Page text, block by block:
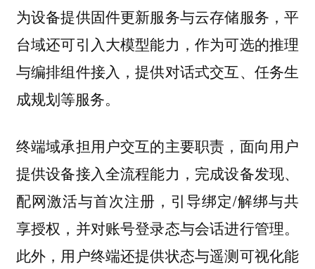
为设备提供固件更新服务与云存储服务，平
台域还可引入大模型能力，作为可选的推理
与编排组件接入，提供对话式交互、任务生
成规划等服务。
终端域承担用户交互的主要职责，面向用户
提供设备接入全流程能力，完成设备发现、
配网激活与首次注册，引导绑定/解绑与共
享授权，并对账号登录态与会话进行管理。
此外，用户终端还提供状态与遥测可视化能